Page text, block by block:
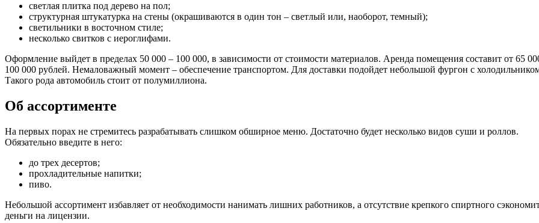
светлая плитка под дерево на пол;
структурная штукатурка на стены (окрашиваются в один тон – светлый или, наоборот, темный);
светильники в восточном стиле;
несколько свитков с иероглифами.
Оформление выйдет в пределах 50 000 – 100 000, в зависимости от стоимости материалов. Аренда помещения составит от 65
100 000 рублей. Немаловажный момент – обеспечение транспортом. Для доставки подойдет небольшой фургон с
Такого рода автомобиль стоит от полумиллиона.
Об ассортименте
На первых порах не стремитесь разрабатывать слишком обширное меню. Достаточно будет несколько видов суши и роллов.
Обязательно введите в него:
до трех десертов;
прохладительные напитки;
пиво.
Небольшой ассортимент избавляет от необходимости нанимать лишних работников, а отсутствие крепкого спиртного
деньги на лицензии.